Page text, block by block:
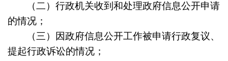
（二）行政机关收到和处理政府信息公开申请
的情况；
（三）因政府信息公开工作被申请行政复议、
提起行政诉讼的情况；